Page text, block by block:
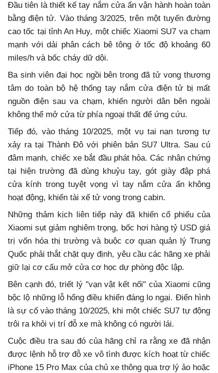
Đầu tiên là thiết kế tay nắm cửa ẩn vận hành hoàn toàn
bằng điện tử. Vào tháng 3/2025, trên một tuyến đường
cao tốc tại tỉnh An Huy, một chiếc Xiaomi SU7 va chạm
mạnh với dải phân cách bê tông ở tốc độ khoảng 60
miles/h và bốc cháy dữ dội.
Ba sinh viên đại học ngồi bên trong đã tử vong thương
tâm do toàn bộ hệ thống tay nắm cửa điện tử bị mất
nguồn điện sau va chạm, khiến người dân bên ngoài
không thể mở cửa từ phía ngoại thất để ứng cứu.
Tiếp đó, vào tháng 10/2025, một vụ tai nạn tương tự
xảy ra tại Thành Đô với phiên bản SU7 Ultra. Sau cú
đâm mạnh, chiếc xe bắt đầu phát hỏa. Các nhân chứng
tại hiện trường đã dùng khuỷu tay, gót giày đập phá
cửa kính trong tuyệt vọng vì tay nắm cửa ẩn không
hoạt động, khiến tài xế tử vong trong cabin.
Những thảm kịch liên tiếp này đã khiến cổ phiếu của
Xiaomi sụt giảm nghiêm trọng, bốc hơi hàng tỷ USD giá
trị vốn hóa thị trường và buộc cơ quan quản lý Trung
Quốc phải thắt chặt quy định, yêu cầu các hãng xe phải
giữ lại cơ cấu mở cửa cơ học dự phòng độc lập.
Bên cạnh đó, triết lý "vạn vật kết nối" của Xiaomi cũng
bộc lộ những lỗ hổng điều khiển đáng lo ngại. Điển hình
là sự cố vào tháng 10/2025, khi một chiếc SU7 tự động
trôi ra khỏi vị trí đỗ xe mà không có người lái.
Cuộc điều tra sau đó của hãng chỉ ra rằng xe đã nhận
được lệnh hỗ trợ đỗ xe vô tình được kích hoạt từ chiếc
iPhone 15 Pro Max của chủ xe thông qua trợ lý ảo hoặc